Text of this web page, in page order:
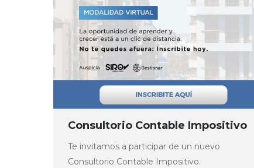
Consultorio Contable Impositivo
Te invitamos a participar de un nuevo
Consultorio Contable Impositivo.